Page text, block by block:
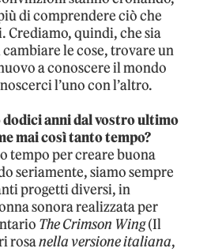
di comprendere ciò che
Crediamo, quindi, che sia
le cose, trovare un
a conoscere il mondo
l’uno con l’altro.
dodici anni dal vostro ultimo
mai così tanto tempo?
tempo per creare buona
seriamente, siamo sempre
progetti diversi, in
sonora realizzata per
The Crimson Wing(Il
rosanella versione italiana,